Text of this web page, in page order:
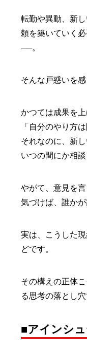
転勤や異動、新
頼を築いていく
──。
そんな戸惑いを
かつては成果を
「自分のやり方
それなのに、新
いつの間にか相
やがて、意見を
気づけば、誰か
実は、こうした現
どです。
その構えの正体
る思考の落とし
■アインシ